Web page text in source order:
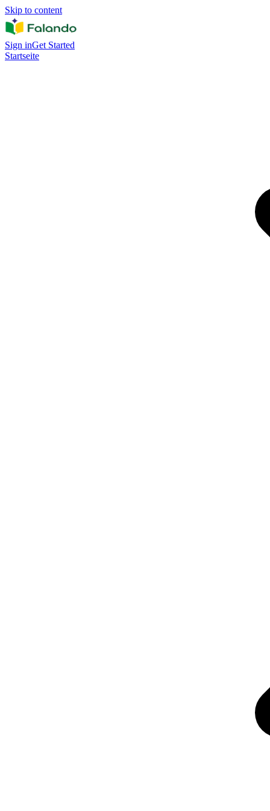
Skip to content
Sign inGet Started
Startseite